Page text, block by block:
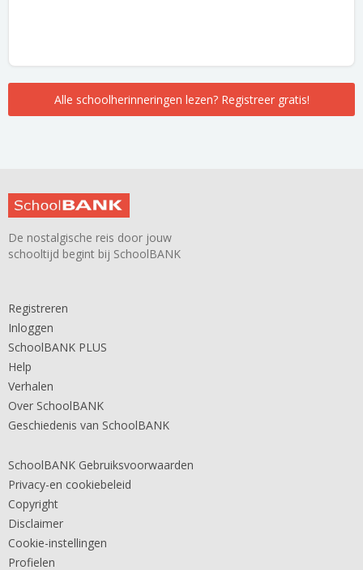
Alle schoolherinneringen lezen? Registreer gratis!
De nostalgische reis door jouw
schooltijd begint bij SchoolBANK
Registreren
Inloggen
SchoolBANK PLUS
Help
Verhalen
Over SchoolBANK
Geschiedenis van SchoolBANK
SchoolBANK Gebruiksvoorwaarden
Privacy-en cookiebeleid
Copyright
Disclaimer
Cookie-instellingen
Profielen